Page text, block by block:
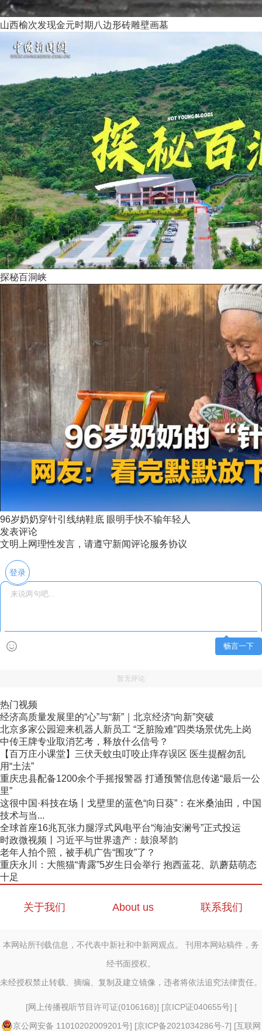
山西榆次发现金元时期八边形砖雕壁画墓
探秘百洞峡
96岁奶奶穿针引线纳鞋底 眼明手快不输年轻人
发表评论
文明上网理性发言，请遵守新闻评论服务协议
登录
畅言一下
暂无评论
热门视频
经济高质量发展里的“心”与“新”｜北京经济“向新”突破
北京多家公园迎来机器人新员工 “乏脏险难”四类场景优先上岗
中传王牌专业取消艺考，释放什么信号？
【百万庄小课堂】三伏天蚊虫叮咬止痒存误区 医生提醒勿乱
用“土法”
重庆忠县配备1200余个手摇报警器 打通预警信息传递“最后一公
里”
这很中国·科技在场丨戈壁里的蓝色“向日葵”：在米桑油田，中国
技术与当...
全球首座16兆瓦张力腿浮式风电平台“海油安澜号”正式投运
时政微视频丨习近平与世界遗产：鼓浪琴韵
老年人拍个照，被手机广告“围攻”了？
重庆永川：大熊猫“青露”5岁生日会举行 抱西蓝花、趴蘑菇萌态
十足
关于我们 About us 联系我们
本网站所刊载信息，不代表中新社和中新网观点。 刊用本网站稿件，务
经书面授权。
未经授权禁止转载、摘编、复制及建立镜像，违者将依法追究法律责任。
[网上传播视听节目许可证(0106168)] [京ICP证040655号] [
京公网安备 11010202009201号] [京ICP备2021034286号-7] [互联网